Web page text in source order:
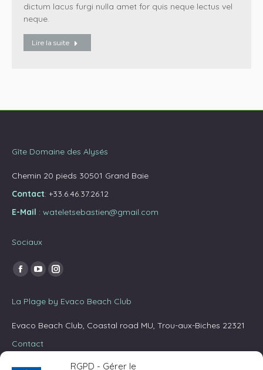
RGPD - Gérer le
dictum lacus furgi nulla amet for quis neque lectus vel
neque.
Lire la suite
Gîte Domaine des Alysés
Chemin 20 pieds 30501 Grand Baie
Contact: +33.6.46.37.26.12
E-Mail : wateletsebastien@gmail.com
Sociaux
Trouvez nous sur :
La
Facebook
s'ouvre
une
nouvelle
La
YouTube
s'ouvre
une
nouvelle
La
Instagram
s'ouvre
une
nouvelle
La Plage by Evaco Beach Club
Evaco Beach Club, Coastal road MU, Trou-aux-Biches 22321
Contact